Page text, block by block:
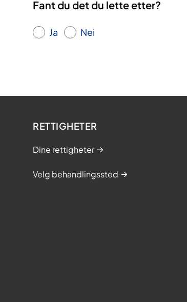
u
t
e
a
p
Fant du det du lette etter?
Ja Nei
RETTIGHETER
Dine rettigheter
Velg behandlingssted